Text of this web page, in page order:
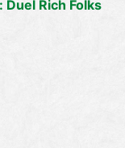
Rich Folks